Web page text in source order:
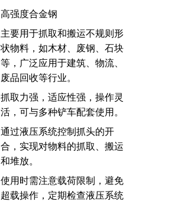
高强度合金钢
主要用于抓取和搬运不规则形
状物料，如木材、废钢、石块
等，广泛应用于建筑、物流、
废品回收等行业。
抓取力强，适应性强，操作灵
活，可与多种铲车配套使用。
通过液压系统控制抓头的开
合，实现对物料的抓取、搬运
和堆放。
使用时需注意载荷限制，避免
超载操作，定期检查液压系统